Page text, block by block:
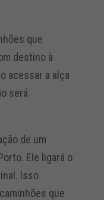
que
destino à
acessar a alça
será
de um
Ele ligará o
Isso
que